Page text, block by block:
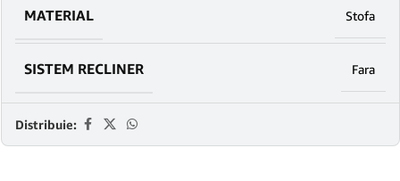
MATERIAL Stofa
SISTEM RECLINER Fara
Distribuie: